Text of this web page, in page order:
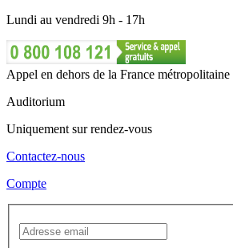
Lundi au vendredi 9h - 17h
Appel en dehors de la France
Auditorium
Uniquement sur rendez-vous
Contactez-nous
Compte